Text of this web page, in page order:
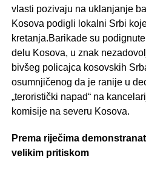
vlasti pozivaju na uklanjanje
Kosova podigli lokalni Srbi
kretanja.Barikade su
delu Kosova, u znak
bivšeg policajca kosovskih
osumnjičenog da je ranije u
„teroristički napad“ na
komisije na severu Kosova.
Prema riječima
velikim pritiskom